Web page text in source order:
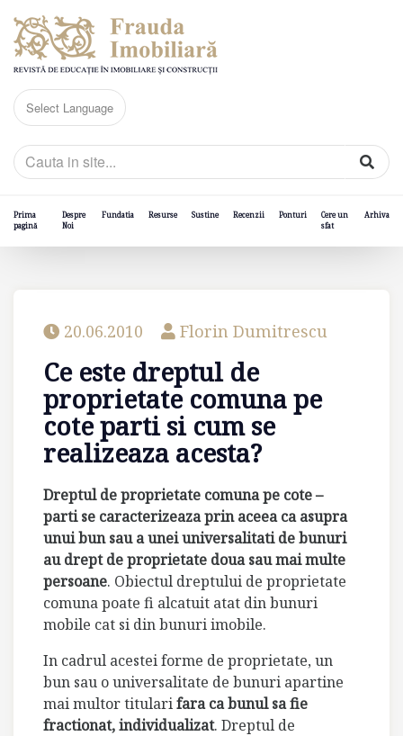
Prima
pagină
Despre
Noi
Fundatia Resurse Sustine Recenzii Ponturi
Cere un
sfat
Arhiva
20.06.2010 Florin Dumitrescu
Ce este dreptul de
proprietate comuna pe
cote parti si cum se
realizeaza acesta?
Dreptul de proprietate comuna pe cote –
parti se caracterizeaza prin aceea ca asupra
unui bun sau a unei universalitati de bunuri
au drept de proprietate doua sau mai multe
persoane. Obiectul dreptului de proprietate
comuna poate fi alcatuit atat din bunuri
mobile cat si din bunuri imobile.
In cadrul acestei forme de proprietate, un
bun sau o universalitate de bunuri apartine
mai multor titularifara ca bunul sa fie
fractionat, individualizat. Dreptul de